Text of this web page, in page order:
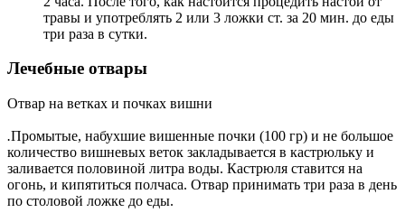
травы и употреблять 2 или 3 ложки ст. за 20 мин. до еды
три раза в сутки.
Лечебные отвары
Отвар на ветках и почках вишни
.Промытые, набухшие вишенные почки (100 гр) и не большое
количество вишневых веток закладывается в кастрюльку и
заливается половиной литра воды. Кастрюля ставится на
огонь, и кипятиться полчаса. Отвар принимать три раза в день
по столовой ложке до еды.